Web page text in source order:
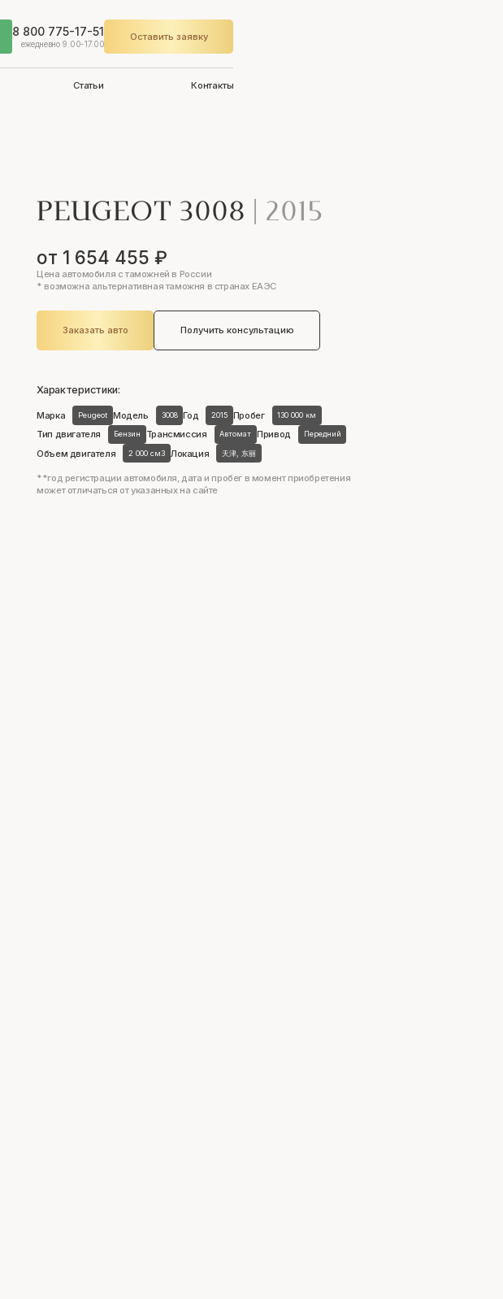
8 800 775-17-51
ежедневно 9.00-17.00
Оставить заявку
Статьи Контакты
PEUGEOT 3008 | 2015
от 1 654 455 ₽
Цена автомобиля с таможней в России
* возможна альтернативная таможня в странах ЕАЭС
Заказать авто Получить консультацию
Характеристики:
Марка Peugeot Модель 3008 Год 2015 Пробег 130 000 км
Тип двигателя Бензин Трансмиссия Автомат Привод Передний
Объем двигателя 2 000 см3 Локация 天津, 东丽
**год регистрации автомобиля, дата и пробег в момент приобретения
может отличаться от указанных на сайте